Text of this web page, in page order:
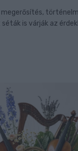
is várják az